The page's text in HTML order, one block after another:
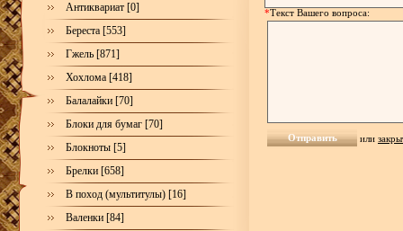
Антиквариат [0]
Береста [553]
Гжель [871]
Хохлома [418]
Балалайки [70]
Блоки для бумаг [70]
Блокноты [5]
Брелки [658]
В поход (мультитулы) [16]
Валенки [84]
*Текст Вашего вопроса:
или